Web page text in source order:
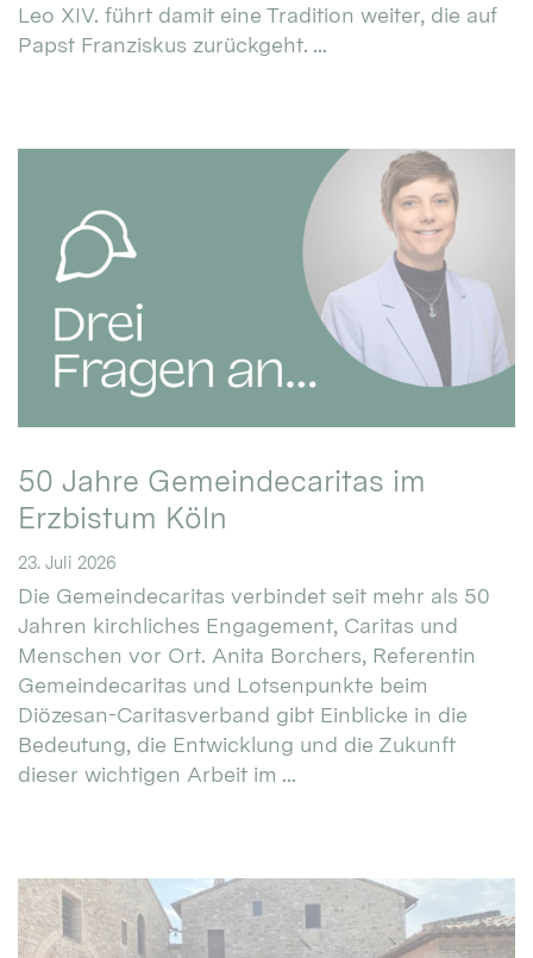
Leo XIV. führt damit eine Tradition weiter, die auf
Papst Franziskus zurückgeht. ...
50 Jahre Gemeindecaritas im
Erzbistum Köln
23. Juli 2026
Die Gemeindecaritas verbindet seit mehr als 50
Jahren kirchliches Engagement, Caritas und
Menschen vor Ort. Anita Borchers, Referentin
Gemeindecaritas und Lotsenpunkte beim
Diözesan-Caritasverband gibt Einblicke in die
Bedeutung, die Entwicklung und die Zukunft
dieser wichtigen Arbeit im ...